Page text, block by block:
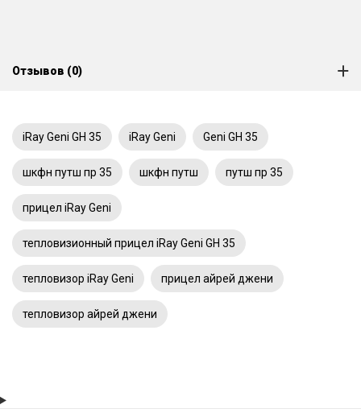
Отзывов (0)
iRay Geni GH 35 iRay Geni Geni GH 35
шкфн путш пр 35 шкфн путш путш пр 35
прицел iRay Geni
тепловизионный прицел iRay Geni GH 35
тепловизор iRay Geni прицел айрей джени
тепловизор айрей джени